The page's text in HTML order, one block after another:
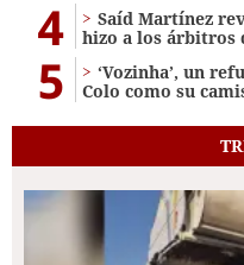
4
Saíd Martínez
hizo a los árbitros
5
‘Vozinha’, un
Colo como su